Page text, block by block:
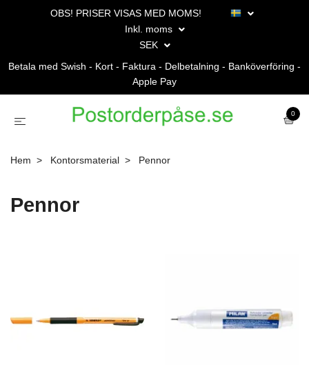
OBS! PRISER VISAS MED MOMS!
Inkl. moms
SEK
Betala med Swish - Kort - Faktura - Delbetalning - Banköverföring -
Apple Pay
0
Hem Kontorsmaterial Pennor
Pennor